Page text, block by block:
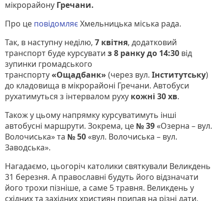
мікрорайону Гречани.
Про це повідомляєХмельницька міська рада.
Так, в наступну неділю, 7 квітня, додатковий
транспорт буде курсувати з 8 ранку до 14:30 від
зупинки громадського
транспорту«Ощадбанк» (через вул. Інститутську)
до кладовища в мікрорайоні Гречани. Автобуси
рухатимуться з інтервалом руху кожні 30 хв.
Також у цьому напрямку курсуватимуть інші
автобусні маршрути. Зокрема, це № 39«Озерна – вул.
Волочиська» та № 50«вул. Волочиська – вул.
Заводська».
Нагадаємо, цьогоріч католики святкували Великдень
31 березня. А православні будуть його відзначати
його трохи пізніше, а саме 5 травня. Великдень у
східних та західних християн припав на різні дати,